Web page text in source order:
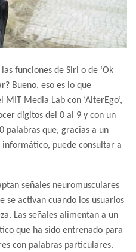
funciones de Siri o de ‘Ok
Bueno, eso es lo que
Media Lab con ‘AlterEgo’,
dígitos del 0 al 9 y con un
palabras que, gracias a un
puede consultar a
señales neuromusculares
se activan cuando los usuarios
Las señales alimentan a un
que ha sido entrenado para
con palabras particulares.